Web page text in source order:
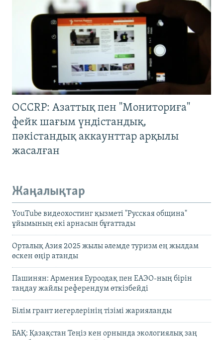
OCCRP: Азаттық пен "Мониториға"
фейк шағым үндістандық,
пәкістандық аккаунттар арқылы
жасалған
Жаңалықтар
YouTube видеохостинг қызметі "Русская община"
ұйымының екі арнасын бұғаттады
Орталық Азия 2025 жылы әлемде туризм ең жылдам
өскен өңір атанды
Пашинян: Армения Еуроодақ пен ЕАЭО-ның бірін
таңдау жайлы референдум өткізбейді
Білім грант иегерлерінің тізімі жарияланды
БАҚ: Қазақстан Теңіз кен орнында экологиялық заң